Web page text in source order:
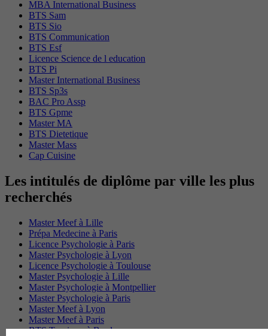
MBA International Business
BTS Sam
BTS Sio
BTS Communication
BTS Esf
Licence Science de l education
BTS Pi
Master International Business
BTS Sp3s
BAC Pro Assp
BTS Gpme
Master MA
BTS Dietetique
Master Mass
Cap Cuisine
Les intitulés de diplôme par ville les plus
recherchés
Master Meef à Lille
Prépa Medecine à Paris
Licence Psychologie à Paris
Master Psychologie à Lyon
Licence Psychologie à Toulouse
Master Psychologie à Lille
Master Psychologie à Montpellier
Master Psychologie à Paris
Master Meef à Lyon
Master Meef à Paris
BTS Tourisme à Bordeaux